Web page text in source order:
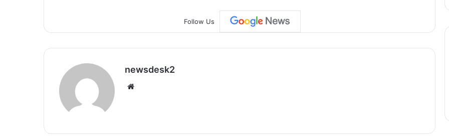
Follow Us
newsdesk2